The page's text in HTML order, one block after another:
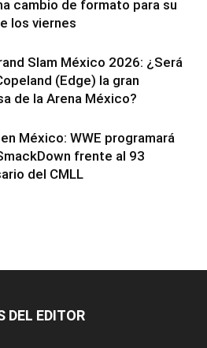
cambio de formato para su
los viernes
Slam México 2026: ¿Será
(Edge) la gran
de la Arena México?
México: WWE programará
frente al 93
del CMLL
DEL EDITOR